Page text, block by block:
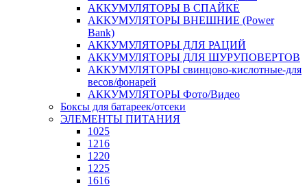
АККУМУЛЯТОРЫ В СПАЙКЕ
АККУМУЛЯТОРЫ ВНЕШНИЕ (Power
Bank)
АККУМУЛЯТОРЫ ДЛЯ РАЦИЙ
АККУМУЛЯТОРЫ ДЛЯ ШУРУПОВЕРТОВ
АККУМУЛЯТОРЫ свинцово-кислотные-для
весов/фонарей
АККУМУЛЯТОРЫ Фото/Видео
Боксы для батареек/отсеки
ЭЛЕМЕНТЫ ПИТАНИЯ
1025
1216
1220
1225
1616